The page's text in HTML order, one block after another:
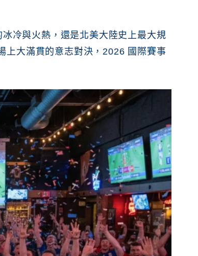
冷與火熱，還是北美大陸史上最大規
上大滿貫的意志對決，2026 國際賽事